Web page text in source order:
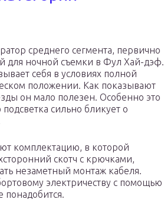
среднего сегмента, первично
для ночной съемки в Фул Хай-дэф.
себя в условиях полной
положении. Как показывают
он мало полезен. Особенно это
подсветка сильно бликует о
комплектацию, в которой
скотч с крючками,
незаметный монтаж кабеля.
электричеству с помощью
понадобится.